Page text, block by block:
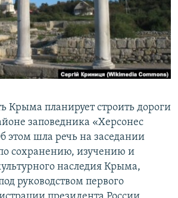
КРЫМА
Крыма планирует строить дороги
заповедника «Херсонес
этом шла речь на заседании
сохранению, изучению и
наследия Крыма,
руководством первого